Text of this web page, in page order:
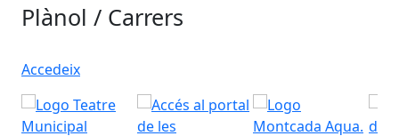
Plànol / Carrers
Accedeix